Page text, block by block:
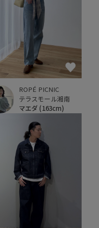
ROPÉ PICNIC
テラスモール湘南
マエダ (163cm)